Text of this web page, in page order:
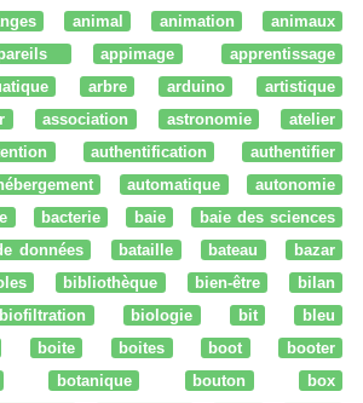
animal animation
animaux
appimage
apprentissage
arbre arduino
artistique
association astronomie
atelier
authentification
authentifier
automatique
autonomie
bacterie baie
baie des sciences
données bataille bateau
bazar
bibliothèque bien-être
bilan
biofiltration biologie bit
bleu
boite boites boot
booter
botanique bouton
box